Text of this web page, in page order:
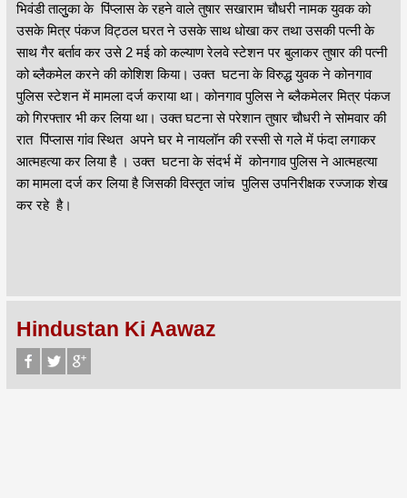
भिवंडी तालुुका के पिंप्लास के रहने वाले तुषार सखाराम चौधरी नामक युवक को
उसके मित्र पंकज विट्ठल घरत ने उसके साथ धोखा कर तथा उसकी पत्नी के
साथ गैर बर्ताव कर उसे 2 मई को कल्याण रेलवे स्टेशन पर बुलाकर तुषार की पत्नी
को ब्लैकमेल करने की कोशिश किया। उक्त घटना के विरुद्ध युवक ने कोनगाव
पुलिस स्टेशन में मामला दर्ज कराया था। कोनगाव पुलिस ने ब्लैकमेलर मित्र पंकज
को गिरफ्तार भी कर लिया था। उक्त घटना से परेशान तुषार चौधरी ने सोमवार की
रात पिंप्लास गांव स्थित अपने घर मे नायलॉन की रस्सी से गले में फंदा लगाकर
आत्महत्या कर लिया है । उक्त घटना के संदर्भ में कोनगाव पुलिस ने आत्महत्या
का मामला दर्ज कर लिया है जिसकी विस्तृत जांच पुलिस उपनिरीक्षक रज्जाक शेख
कर रहे है।
Hindustan Ki Aawaz